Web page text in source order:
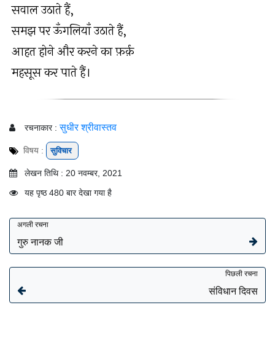
सवाल उठाते हैं,
समझ पर ऊँगलियाँ उठाते हैं,
आहत होने और करने का फ़र्क़
महसूस कर पाते हैं।
रचनाकार : सुधीर श्रीवास्तव
विषय : सुविचार
लेखन तिथि : 20 नवम्बर, 2021
यह पृष्ठ 480 बार देखा गया है
अगली रचना
गुरु नानक जी
पिछली रचना
संविधान दिवस